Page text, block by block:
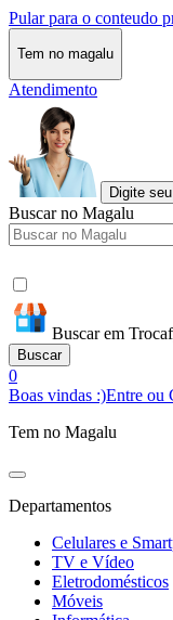
Pular para o conteudo
Tem no magalu
Atendimento
Digite
Buscar no Magalu
Buscar em
Buscar
0
Boas vindas :)Entre ou
Tem no Magalu
Departamentos
Celulares e
TV e Vídeo
Eletrodomésticos
Móveis